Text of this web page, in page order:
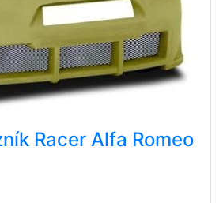
Racer Alfa Romeo